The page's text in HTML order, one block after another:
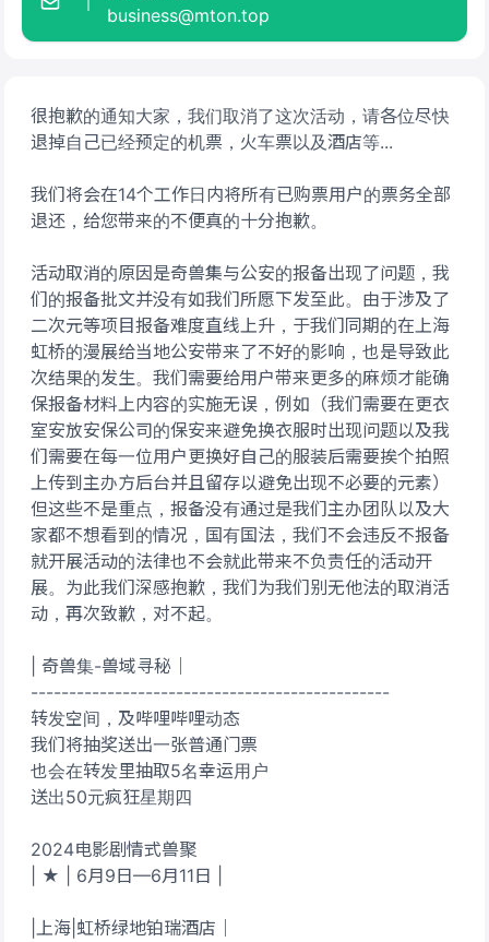
很抱歉的通知大家，我们取消了这次活动，请各位尽快
退掉自己已经预定的机票，火车票以及酒店等...
我们将会在14个工作日内将所有已购票用户的票务全部
退还，给您带来的不便真的十分抱歉。
活动取消的原因是奇兽集与公安的报备出现了问题，我
们的报备批文并没有如我们所愿下发至此。由于涉及了
二次元等项目报备难度直线上升，于我们同期的在上海
虹桥的漫展给当地公安带来了不好的影响，也是导致此
次结果的发生。我们需要给用户带来更多的麻烦才能确
保报备材料上内容的实施无误，例如（我们需要在更衣
室安放安保公司的保安来避免换衣服时出现问题以及我
们需要在每一位用户更换好自己的服装后需要挨个拍照
上传到主办方后台并且留存以避免出现不必要的元素）
但这些不是重点，报备没有通过是我们主办团队以及大
家都不想看到的情况，国有国法，我们不会违反不报备
就开展活动的法律也不会就此带来不负责任的活动开
展。为此我们深感抱歉，我们为我们别无他法的取消活
动，再次致歉，对不起。
| 奇兽集-兽域寻秘｜
-----------------------------------------------
转发空间，及哔哩哔哩动态
我们将抽奖送出一张普通门票
也会在转发里抽取5名幸运用户
送出50元疯狂星期四
2024电影剧情式兽聚
| ★ | 6月9日—6月11日 |
|上海|虹桥绿地铂瑞酒店｜
business@mton.top